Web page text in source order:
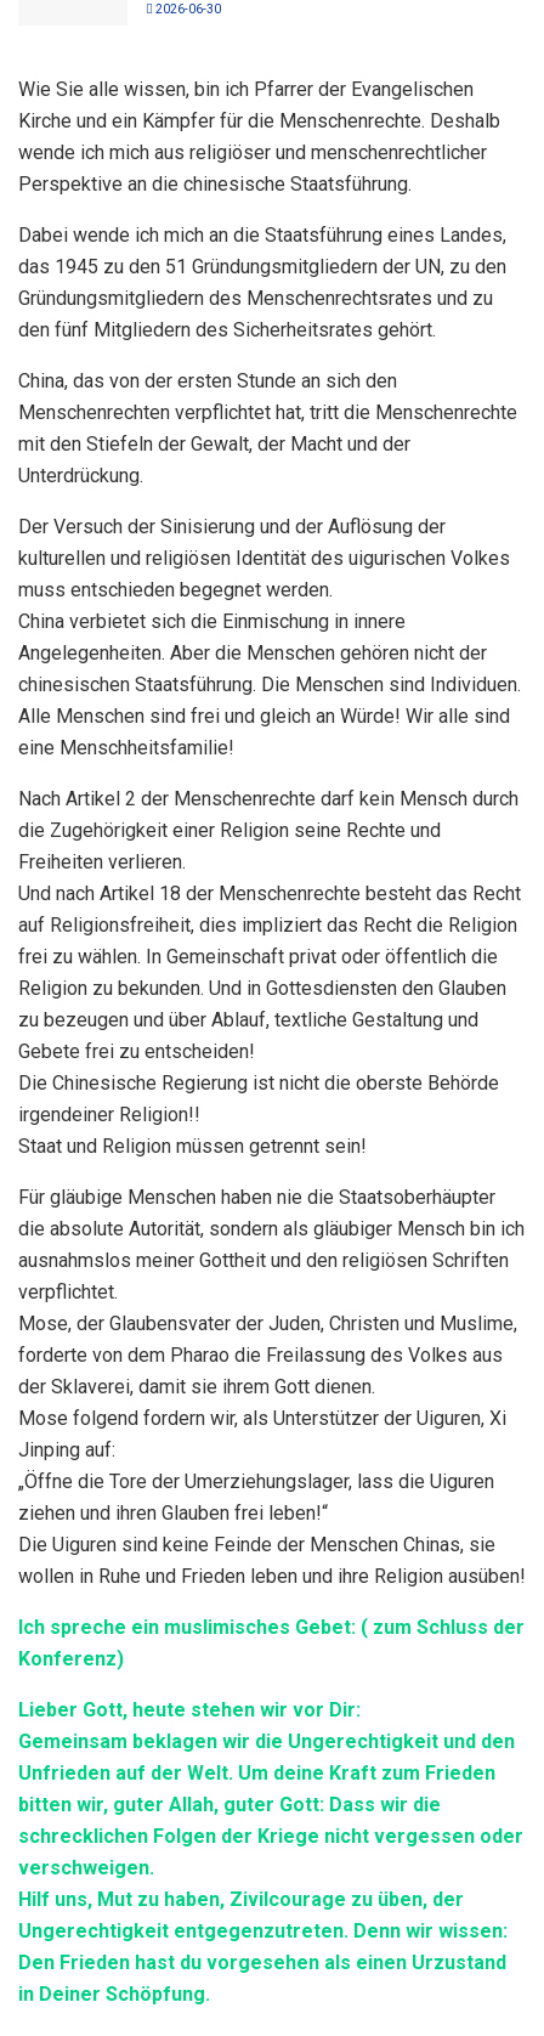
2026-06-30
Wie Sie alle wissen, bin ich Pfarrer der Evangelischen
Kirche und ein Kämpfer für die Menschenrechte. Deshalb
wende ich mich aus religiöser und menschenrechtlicher
Perspektive an die chinesische Staatsführung.
Dabei wende ich mich an die Staatsführung eines Landes,
das 1945 zu den 51 Gründungsmitgliedern der UN, zu den
Gründungsmitgliedern des Menschenrechtsrates und zu
den fünf Mitgliedern des Sicherheitsrates gehört.
China, das von der ersten Stunde an sich den
Menschenrechten verpflichtet hat, tritt die Menschenrechte
mit den Stiefeln der Gewalt, der Macht und der
Unterdrückung.
Der Versuch der Sinisierung und der Auflösung der
kulturellen und religiösen Identität des uigurischen Volkes
muss entschieden begegnet werden.
China verbietet sich die Einmischung in innere
Angelegenheiten. Aber die Menschen gehören nicht der
chinesischen Staatsführung. Die Menschen sind Individuen.
Alle Menschen sind frei und gleich an Würde! Wir alle sind
eine Menschheitsfamilie!
Nach Artikel 2 der Menschenrechte darf kein Mensch durch
die Zugehörigkeit einer Religion seine Rechte und
Freiheiten verlieren.
Und nach Artikel 18 der Menschenrechte besteht das Recht
auf Religionsfreiheit, dies impliziert das Recht die Religion
frei zu wählen. In Gemeinschaft privat oder öffentlich die
Religion zu bekunden. Und in Gottesdiensten den Glauben
zu bezeugen und über Ablauf, textliche Gestaltung und
Gebete frei zu entscheiden!
Die Chinesische Regierung ist nicht die oberste Behörde
irgendeiner Religion!!
Staat und Religion müssen getrennt sein!
Für gläubige Menschen haben nie die Staatsoberhäupter
die absolute Autorität, sondern als gläubiger Mensch bin ich
ausnahmslos meiner Gottheit und den religiösen Schriften
verpflichtet.
Mose, der Glaubensvater der Juden, Christen und Muslime,
forderte von dem Pharao die Freilassung des Volkes aus
der Sklaverei, damit sie ihrem Gott dienen.
Mose folgend fordern wir, als Unterstützer der Uiguren, Xi
Jinping auf:
„Öffne die Tore der Umerziehungslager, lass die Uiguren
ziehen und ihren Glauben frei leben!“
Die Uiguren sind keine Feinde der Menschen Chinas, sie
wollen in Ruhe und Frieden leben und ihre Religion ausüben!
Ich spreche ein muslimisches Gebet: ( zum Schluss der
Konferenz)
Lieber Gott, heute stehen wir vor Dir:
Gemeinsam beklagen wir die Ungerechtigkeit und den
Unfrieden auf der Welt. Um deine Kraft zum Frieden
bitten wir, guter Allah, guter Gott: Dass wir die
schrecklichen Folgen der Kriege nicht vergessen oder
verschweigen.
Hilf uns, Mut zu haben, Zivilcourage zu üben, der
Ungerechtigkeit entgegenzutreten. Denn wir wissen:
Den Frieden hast du vorgesehen als einen Urzustand
in Deiner Schöpfung.